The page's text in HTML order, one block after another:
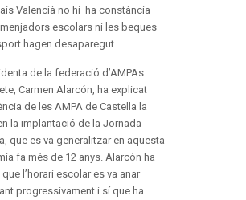
Valencià no hi ha constància
escolars ni les beques
hagen desaparegut.
de la federació d’AMPAs
Carmen Alarcón, ha explicat
de les AMPA de Castella la
la implantació de la Jornada
que es va generalitzar en aquesta
fa més de 12 anys. Alarcón ha
l’horari escolar es va anar
progressivament i sí que ha